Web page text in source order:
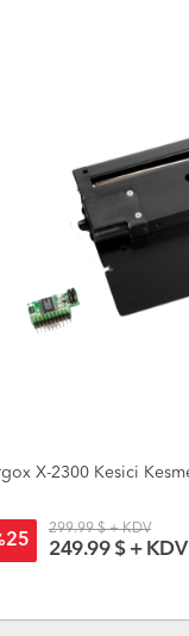
Argox X-3200 Kesici
%25
299.99 $ + KDV
249.99 $ +